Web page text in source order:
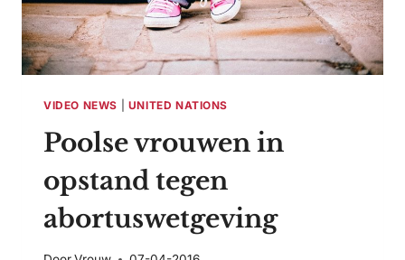
VIDEO NEWS UNITED NATIONS
Poolse vrouwen in
opstand tegen
abortuswetgeving